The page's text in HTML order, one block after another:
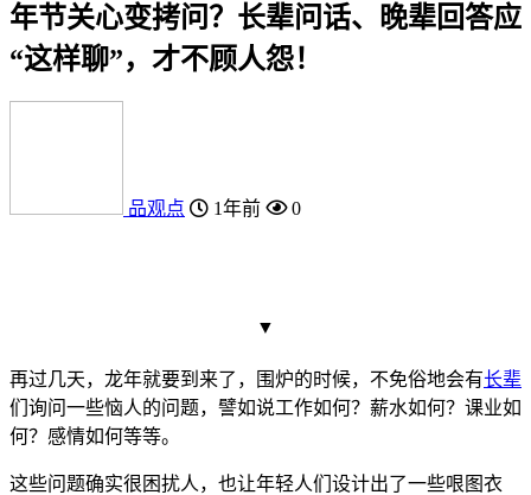
年节关心变拷问？长辈问话、晚辈回答应
“这样聊”，才不顾人怨！
品观点 1年前 0
▼
再过几天，龙年就要到来了，围炉的时候，不免俗地会有长辈
们询问一些恼人的问题，譬如说工作如何？薪水如何？课业如
何？感情如何等等。
这些问题确实很困扰人，也让年轻人们设计出了一些哏图衣